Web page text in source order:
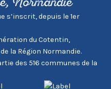
s’inscrit, depuis le 1er
du Cotentin,
la Région Normandie.
des 516 communes de la